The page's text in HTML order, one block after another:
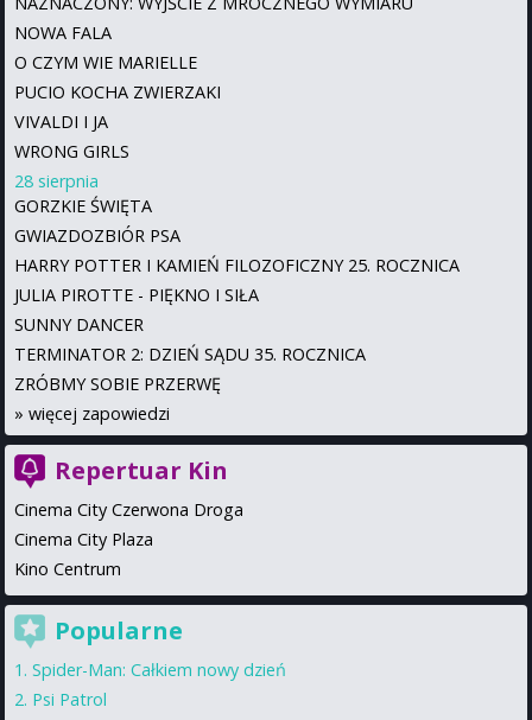
NOWA FALA
O CZYM WIE MARIELLE
PUCIO KOCHA ZWIERZAKI
VIVALDI I JA
WRONG GIRLS
28 sierpnia
GORZKIE ŚWIĘTA
GWIAZDOZBIÓR PSA
HARRY POTTER I KAMIEŃ FILOZOFICZNY 25. ROCZNICA
JULIA PIROTTE - PIĘKNO I SIŁA
SUNNY DANCER
TERMINATOR 2: DZIEŃ SĄDU 35. ROCZNICA
ZRÓBMY SOBIE PRZERWĘ
» więcej zapowiedzi
Repertuar Kin
Cinema City Czerwona Droga
Cinema City Plaza
Kino Centrum
Popularne
Spider-Man: Całkiem nowy dzień
Psi Patrol